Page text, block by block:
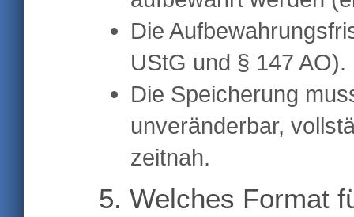
Die
UStG und § 147 AO).
Die Speicherung
unveränderbar,
zeitnah.
5. Welches Format